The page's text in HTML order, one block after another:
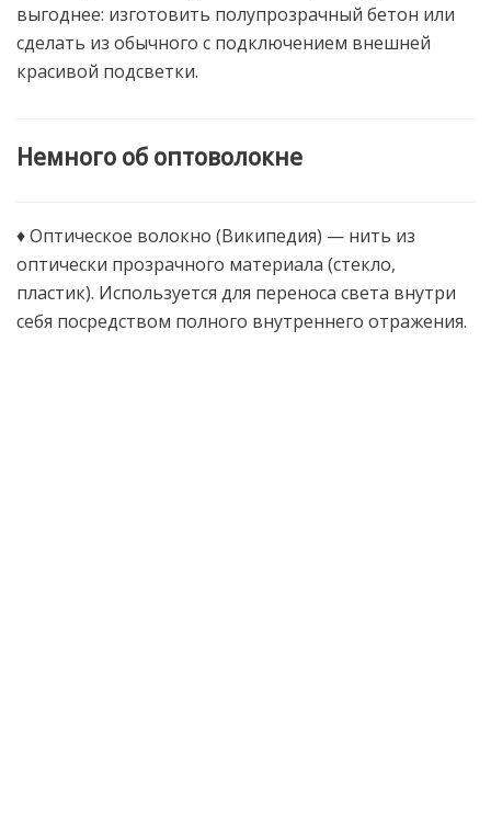
выгоднее: изготовить полупрозрачный бетон или
сделать из обычного с подключением внешней
красивой подсветки.
Немного об оптоволокне
♦ Оптическое волокно (Википедия) — нить из
оптически прозрачного материала (стекло,
пластик). Используется для переноса света внутри
себя посредством полного внутреннего отражения.